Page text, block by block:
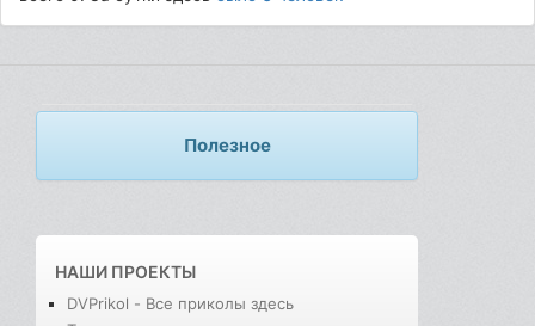
Полезное
НАШИ ПРОЕКТЫ
DVPrikol - Все приколы здесь